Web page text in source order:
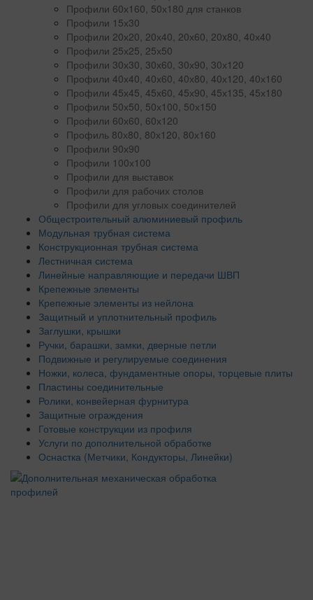
Профили 60х160, 50х180 для станков
Профили 15х30
Профили 20х20, 20х40, 20х60, 20x80, 40х40
Профили 25х25, 25х50
Профили 30х30, 30х60, 30х90, 30х120
Профили 40х40, 40х60, 40х80, 40х120, 40х160
Профили 45х45, 45х60, 45х90, 45х135, 45х180
Профили 50х50, 50х100, 50х150
Профили 60х60, 60х120
Профиль 80х80, 80х120, 80х160
Профили 90х90
Профили 100х100
Профили для выставок
Профили для рабочих столов
Профили для угловых соединителей
Общестроительный алюминиевый профиль
Модульная трубная система
Конструкционная трубная система
Лестничная система
Линейные направляющие и передачи ШВП
Крепежные элементы
Крепежные элементы из нейлона
Защитный и уплотнительный профиль
Заглушки, крышки
Ручки, барашки, замки, дверные петли
Подвижные и регулируемые соединения
Ножки, колеса, фундаментные опоры, торцевые плиты
Пластины соединительные
Ролики, конвейерная фурнитура
Защитные ограждения
Готовые конструкции из профиля
Услуги по дополнительной обработке
Оснастка (Метчики, Кондукторы, Линейки)